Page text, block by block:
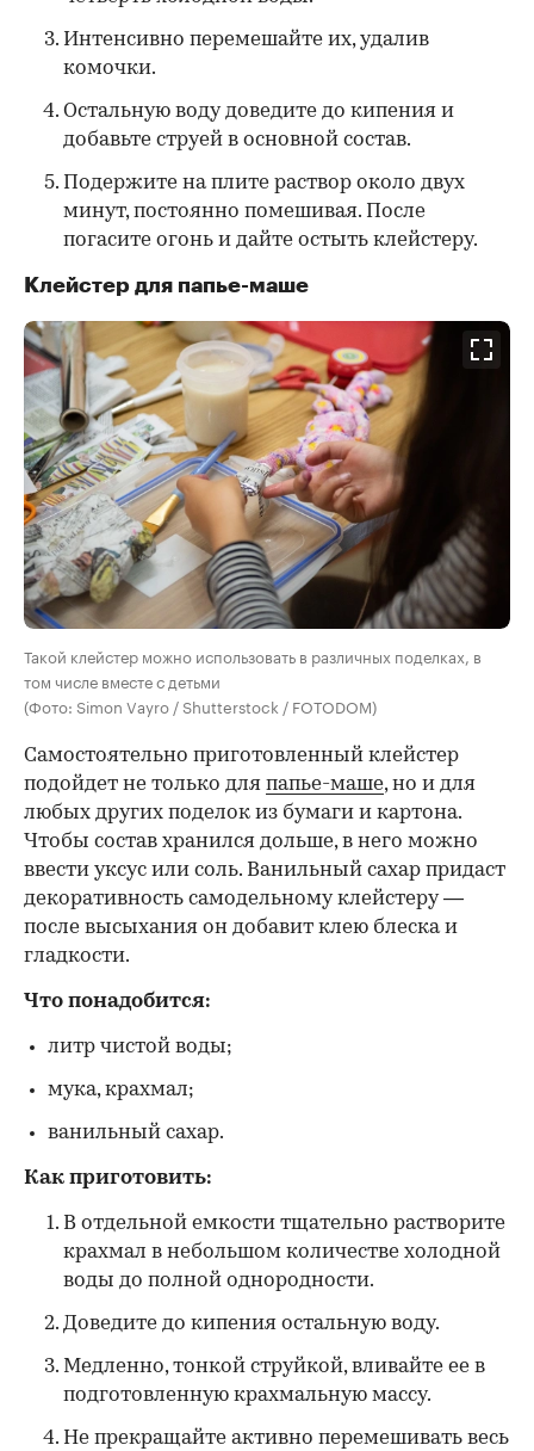
Интенсивно перемешайте их, удалив
комочки.
Остальную воду доведите до кипения и
добавьте струей в основной состав.
Подержите на плите раствор около двух
минут, постоянно помешивая. После
погасите огонь и дайте остыть клейстеру.
Клейстер для папье-маше
Такой клейстер можно использовать в различных поделках, в
том числе вместе с детьми
(Фото: Simon Vayro / Shutterstock / FOTODOM)
Самостоятельно приготовленный клейстер
подойдет не только для папье-маше, но и для
любых других поделок из бумаги и картона.
Чтобы состав хранился дольше, в него можно
ввести уксус или соль. Ванильный сахар придаст
декоративность самодельному клейстеру —
после высыхания он добавит клею блеска и
гладкости.
Что понадобится:
литр чистой воды;
мука, крахмал;
ванильный сахар.
Как приготовить:
В отдельной емкости тщательно растворите
крахмал в небольшом количестве холодной
воды до полной однородности.
Доведите до кипения остальную воду.
Медленно, тонкой струйкой, вливайте ее в
подготовленную крахмальную массу.
Не прекращайте активно перемешивать весь